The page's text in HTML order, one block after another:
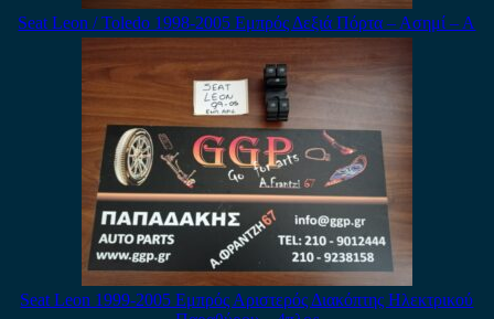
Seat Leon / Toledo 1998-2005 Εμπρός Δεξιά Πόρτα – Ασημί – Α
Seat Leon 1999-2005 Εμπρός Αριστερός Διακόπτης Ηλεκτρικού